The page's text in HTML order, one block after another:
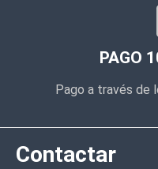
PAGO
Pago a través de
Contactar